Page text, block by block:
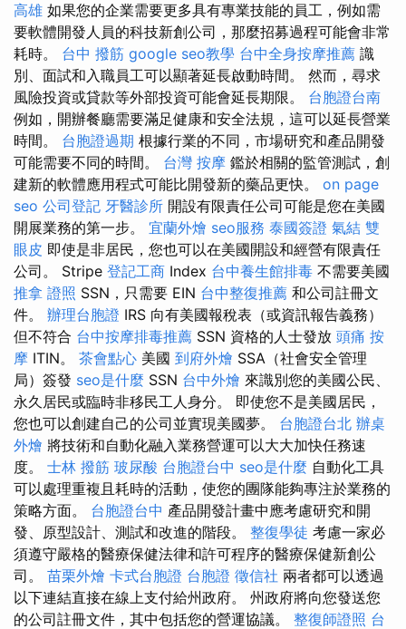
高雄 如果您的企業需要更多具有專業技能的員工，例如需
要軟體開發人員的科技新創公司，那麼招募過程可能會非常
耗時。 台中 撥筋 google seo教學 台中全身按摩推薦 識
別、面試和入職員工可以顯著延長啟動時間。 然而，尋求
風險投資或貸款等外部投資可能會延長期限。 台胞證台南
例如，開辦餐廳需要滿足健康和安全法規，這可以延長營業
時間。 台胞證過期 根據行業的不同，市場研究和產品開發
可能需要不同的時間。 台灣 按摩 鑑於相關的監管測試，創
建新的軟體應用程式可能比開發新的藥品更快。 on page
seo 公司登記 牙醫診所 開設有限責任公司可能是您在美國
開展業務的第一步。 宜蘭外燴 seo服務 泰國簽證 氣結 雙
眼皮 即使是非居民，您也可以在美國開設和經營有限責任
公司。 Stripe 登記工商 Index 台中養生館排毒 不需要美國
推拿 證照 SSN，只需要 EIN 台中整復推薦 和公司註冊文
件。 辦理台胞證 IRS 向有美國報稅表（或資訊報告義務）
但不符合 台中按摩排毒推薦 SSN 資格的人士發放 頭痛 按
摩 ITIN。 茶會點心 美國 到府外燴 SSA（社會安全管理
局）簽發 seo是什麼 SSN 台中外燴 來識別您的美國公民、
永久居民或臨時非移民工人身分。 即使您不是美國居民，
您也可以創建自己的公司並實現美國夢。 台胞證台北 辦桌
外燴 將技術和自動化融入業務營運可以大大加快任務速
度。 士林 撥筋 玻尿酸 台胞證台中 seo是什麼 自動化工具
可以處理重複且耗時的活動，使您的團隊能夠專注於業務的
策略方面。 台胞證台中 產品開發計畫中應考慮研究和開
發、原型設計、測試和改進的階段。 整復學徒 考慮一家必
須遵守嚴格的醫療保健法律和許可程序的醫療保健新創公
司。 苗栗外燴 卡式台胞證 台胞證 徵信社 兩者都可以透過
以下連結直接在線上支付給州政府。 州政府將向您發送您
的公司註冊文件，其中包括您的營運協議。 整復師證照 台